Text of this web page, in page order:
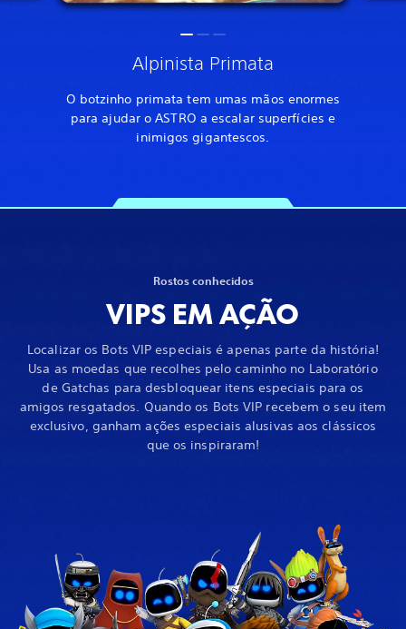
Alpinista Primata
O botzinho primata tem umas mãos enormes
para ajudar o ASTRO a escalar superfícies e
inimigos gigantescos.
Rostos conhecidos
VIPS EM AÇÃO
Localizar os Bots VIP especiais é apenas parte da história!
Usa as moedas que recolhes pelo caminho no Laboratório
de Gatchas para desbloquear itens especiais para os
amigos resgatados. Quando os Bots VIP recebem o seu item
exclusivo, ganham ações especiais alusivas aos clássicos
que os inspiraram!